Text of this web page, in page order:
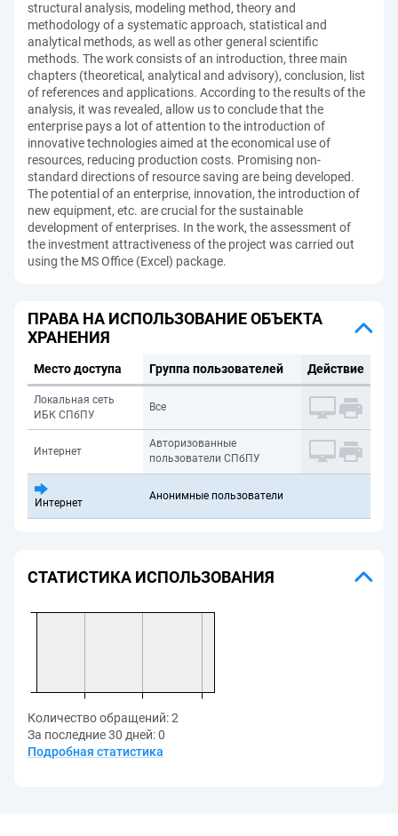
structural analysis, modeling method, theory and
methodology of a systematic approach, statistical and
analytical methods, as well as other general scientific
methods. The work consists of an introduction, three main
chapters (theoretical, analytical and advisory), conclusion, list
of references and applications. According to the results of the
analysis, it was revealed, allow us to conclude that the
enterprise pays a lot of attention to the introduction of
innovative technologies aimed at the economical use of
resources, reducing production costs. Promising non-
standard directions of resource saving are being developed.
The potential of an enterprise, innovation, the introduction of
new equipment, etc. are crucial for the sustainable
development of enterprises. In the work, the assessment of
the investment attractiveness of the project was carried out
using the MS Office (Excel) package.
ПРАВА НА ИСПОЛЬЗОВАНИЕ ОБЪЕКТА
ХРАНЕНИЯ
Место доступа Группа пользователей Действие
Локальная сеть
ИБК СПбПУ
Все
Интернет
Авторизованные
пользователи СПбПУ
Интернет
Анонимные пользователи
СТАТИСТИКА ИСПОЛЬЗОВАНИЯ
Количество обращений:2
За последние 30 дней:0
Подробная статистика